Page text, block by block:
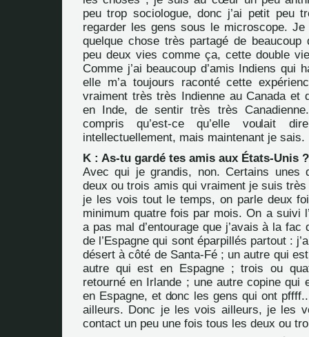
peu trop sociologue, donc j’ai petit peu
regarder les gens sous le microscope. Je
quelque chose très partagé de
peu deux vies comme ça, cette double
Comme j’ai beaucoup d’amis Indiens qui
elle m’a toujours raconté cette
vraiment très très Indienne au Canada et
en Inde, de sentir très très
compris qu’est-ce qu’elle voulait
intellectuellement, mais maintenant je sais.
K : As-tu gardé tes amis aux États-Unis ?
Avec qui je grandis, non. Certains unes
deux ou trois amis qui vraiment je suis
je les vois tout le temps, on parle deux
minimum quatre fois par mois. On a suivi
a pas mal d’entourage que j’avais à la fac
de l’Espagne qui sont éparpillés partout :
désert à côté de Santa-Fé ; un autre qui
autre qui est en Espagne ; trois ou
retourné en Irlande ; une autre copine qui
en Espagne, et donc les gens qui ont
ailleurs. Donc je les vois ailleurs, je les
contact un peu une fois tous les deux ou